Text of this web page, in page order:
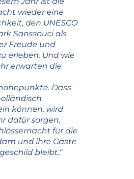
wieder eine
den UNESCO
Sanssouci als
Freude und
erleben. Und wie
erwarten die
Dass
können, wird
dafür sorgen,
für die
und ihre Gäste
bleibt.“